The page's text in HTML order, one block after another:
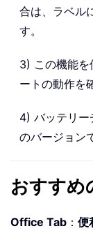
合は、ラベル
す。
3) この機能を
ートの動作を
4) バッテリ
のバージョン
おすすめ
Office Tab ： 便